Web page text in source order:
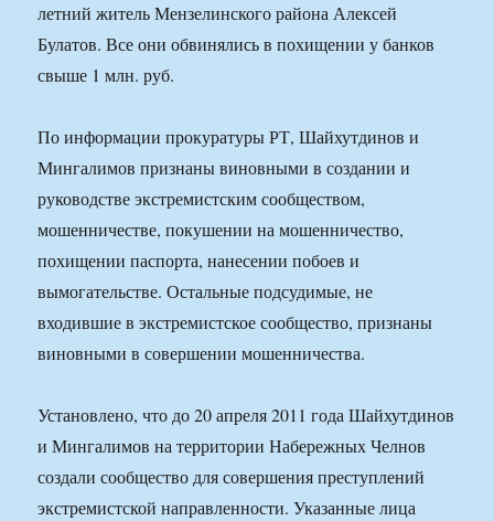
летний житель Мензелинского района Алексей
Булатов. Все они обвинялись в похищении у банков
свыше 1 млн. руб.
По информации прокуратуры РТ, Шайхутдинов и
Мингалимов признаны виновными в создании и
руководстве экстремистским сообществом,
мошенничестве, покушении на мошенничество,
похищении паспорта, нанесении побоев и
вымогательстве. Остальные подсудимые, не
входившие в экстремистское сообщество, признаны
виновными в совершении мошенничества.
Установлено, что до 20 апреля 2011 года Шайхутдинов
и Мингалимов на территории Набережных Челнов
создали сообщество для совершения преступлений
экстремистской направленности. Указанные лица